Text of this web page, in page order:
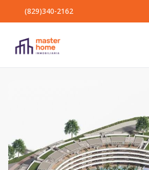
(829)340-2162